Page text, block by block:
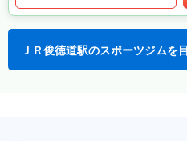
ＪＲ俊徳道駅のスポーツジムを